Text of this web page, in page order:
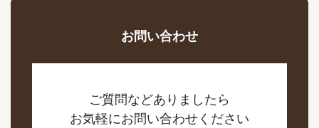
お問い合わせ
ご質問などありましたら
お気軽にお問い合わせください